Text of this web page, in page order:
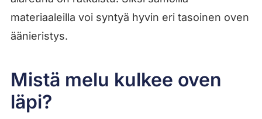
materiaaleilla voi syntyä hyvin eri tasoinen oven
äänieristys.
Mistä melu kulkee oven
läpi?